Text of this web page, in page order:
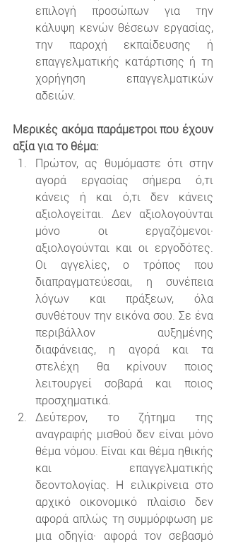
επιλογή προσώπων για την
κάλυψη κενών θέσεων εργασίας,
την παροχή εκπαίδευσης ή
επαγγελματικής κατάρτισης ή τη
χορήγηση επαγγελματικών
αδειών.
Μερικές ακόμα παράμετροι που έχουν
αξία για το θέμα:
Πρώτον, ας θυμόμαστε ότι στην
αγορά εργασίας σήμερα ό,τι
κάνεις ή και ό,τι δεν κάνεις
αξιολογείται. Δεν αξιολογούνται
μόνο οι εργαζόμενοι·
αξιολογούνται και οι εργοδότες.
Οι αγγελίες, ο τρόπος που
διαπραγματεύεσαι, η συνέπεια
λόγων και πράξεων, όλα
συνθέτουν την εικόνα σου. Σε ένα
περιβάλλον αυξημένης
διαφάνειας, η αγορά και τα
στελέχη θα κρίνουν ποιος
λειτουργεί σοβαρά και ποιος
προσχηματικά.
Δεύτερον, το ζήτημα της
αναγραφής μισθού δεν είναι μόνο
θέμα νόμου. Είναι και θέμα ηθικής
και επαγγελματικής
δεοντολογίας. Η ειλικρίνεια στο
αρχικό οικονομικό πλαίσιο δεν
αφορά απλώς τη συμμόρφωση με
μια οδηγία· αφορά τον σεβασμό